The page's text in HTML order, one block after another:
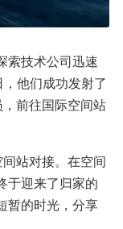
索技术公司迅速
他们成功发射了
，前往国际空间站
站对接。在空间
于迎来了归家的
暂的时光，分享